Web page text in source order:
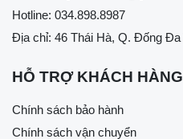
Hotline: 034.898.8987
Địa chỉ: 46 Thái Hà, Q. Đống Đa
HỖ TRỢ KHÁCH HÀNG
Chính sách bảo hành
Chính sách vận chuyển